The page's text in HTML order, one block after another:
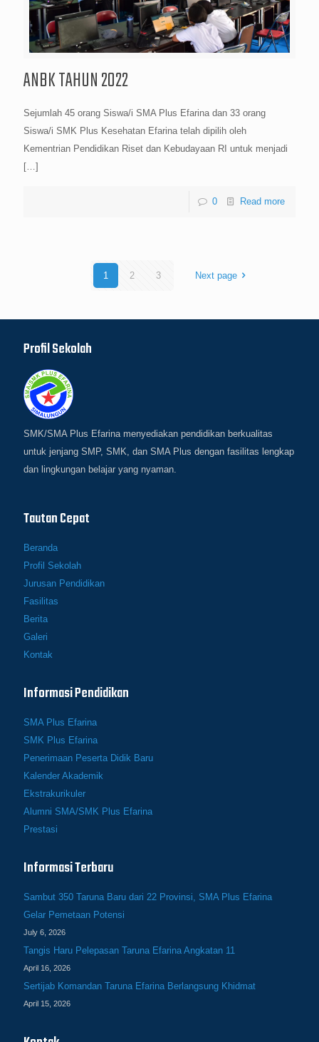
ANBK TAHUN 2022
Sejumlah 45 orang Siswa/i SMA Plus Efarina dan 33 orang
Siswa/i SMK Plus Kesehatan Efarina telah dipilih oleh
Kementrian Pendidikan Riset dan Kebudayaan RI untuk menjadi
[…]
0 Read more
1 2 3 Next page
Profil Sekolah
SMK/SMA Plus Efarina menyediakan pendidikan berkualitas
untuk jenjang SMP, SMK, dan SMA Plus dengan fasilitas lengkap
dan lingkungan belajar yang nyaman.
Tautan Cepat
Beranda
Profil Sekolah
Jurusan Pendidikan
Fasilitas
Berita
Galeri
Kontak
Informasi Pendidikan
SMA Plus Efarina
SMK Plus Efarina
Penerimaan Peserta Didik Baru
Kalender Akademik
Ekstrakurikuler
Alumni SMA/SMK Plus Efarina
Prestasi
Informasi Terbaru
Sambut 350 Taruna Baru dari 22 Provinsi, SMA Plus Efarina
Gelar Pemetaan Potensi
July 6, 2026
Tangis Haru Pelepasan Taruna Efarina Angkatan 11
April 16, 2026
Sertijab Komandan Taruna Efarina Berlangsung Khidmat
April 15, 2026